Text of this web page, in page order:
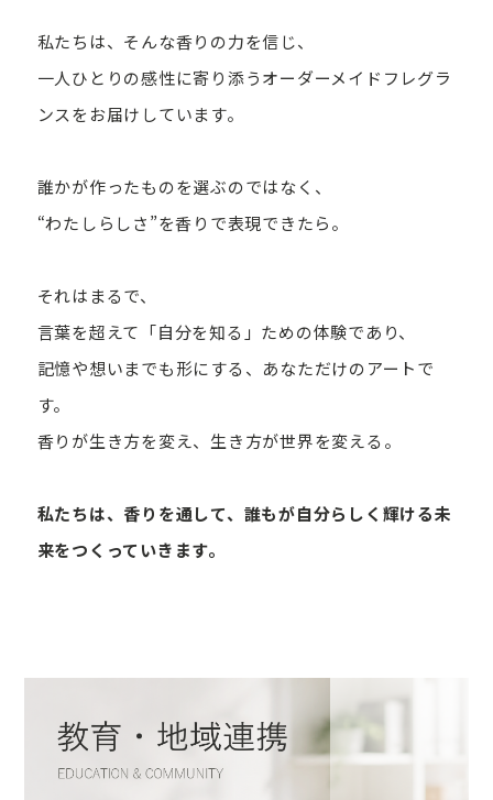
私たちは、そんな香りの力を信じ、
一人ひとりの感性に寄り添うオーダーメイドフレグラ
ンスをお届けしています。
誰かが作ったものを選ぶのではなく、
“わたしらしさ”を香りで表現できたら。
それはまるで、
言葉を超えて「自分を知る」ための体験であり、
記憶や想いまでも形にする、あなただけのアートで
す。
香りが生き方を変え、生き方が世界を変える。
私たちは、香りを通して、誰もが自分らしく輝ける未
来をつくっていきます。